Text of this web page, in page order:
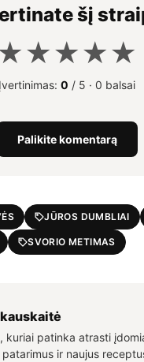
šį
★★★★
Įvertinimas: 0 / 5 · 0 balsai
Palikite komentarą
JŪROS DUMBLIAI
SVORIO METIMAS
kuriai patinka atrasti
ir naujus